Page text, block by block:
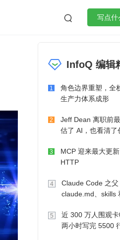
 写点什
微服务架构InfoQ 编辑
1
角色边界重塑，全
生产力体系成形
2
Jeff Dean 离职前
估了 AI，也看清了
3
MCP 迎来最大更
HTTP
4
Claude Code 之
claude.md、skills
5
近 300 万人围观
两小时写完 5500